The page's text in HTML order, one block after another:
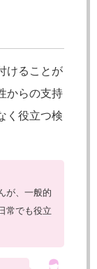
けることが
からの支持
く役立つ検
が、一般的
常でも役立